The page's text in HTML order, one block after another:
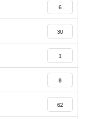
6
30
1
8
62